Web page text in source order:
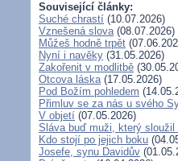
Související články:
Suché chrastí (10.07.2026)
Vznešená slova(08.07.2026)
Můžeš hodně trpět
Nyní i navěky (31.05.2026)
Zakořenit v modlitbě
Otcova láska(17.05.2026)
Pod Božím pohledem
Přimluv se za nás u svého
V objetí (07.05.2026)
Sláva buď muži, který sloužil
Kdo stojí po jejich boku
Josefe, synu Davidův